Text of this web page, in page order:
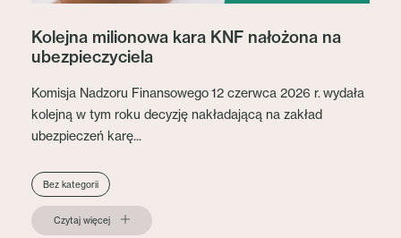
Kolejna milionowa kara KNF nałożona na
ubezpieczyciela
Komisja Nadzoru Finansowego 12 czerwca 2026 r. wydała
kolejną w tym roku decyzję nakładającą na zakład
ubezpieczeń karę...
Bez kategorii
Czytaj więcej